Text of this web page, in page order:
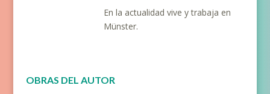
En la actualidad vive y trabaja en
Münster.
OBRAS DEL AUTOR